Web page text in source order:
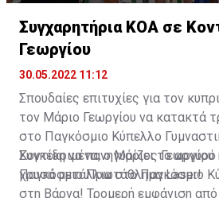
Συγχαρητήρια ΚΟΑ σε
Γεωργίου
30.05.2022 11:12
Σπουδαίες επιτυχίες για τον
τον Μάριο Γεωργίου να κατακτά
στο Παγκόσμιο Κύπελλο
Κοντίδη να πανηγυρίζει το
Παγκόσμιο Πρωτάθλημα Laser!
Συγκεκριμένα, ο Μάριος
χρυσά μετάλλια στο Παγκόσμιο
στη Βάρνα! Τρομερή εμφάνιση